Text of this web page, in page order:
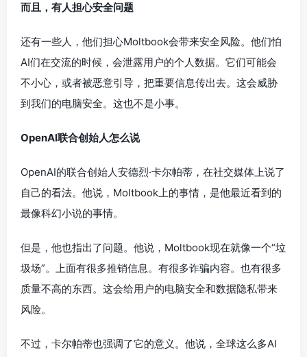
而且，有人担心安全问题
还有一些人，他们担心Moltbook会带来安全风险。他们怕
AI们在交流的时候，会泄露用户的个人数据。它们可能会
不小心，或者被恶意引导，把重要信息传出去。这会威胁
到我们的电脑安全。这也不是小事。
OpenAI联合创始人怎么说
OpenAI的联合创始人安德烈·卡尔帕蒂，在社交媒体上说了
自己的看法。他说，Moltbook上的事情，是他最近看到的
最像科幻小说的事情。
但是，他也指出了问题。他说，Moltbook现在就像一个“垃
圾场”。上面有很多推销信息。有很多诈骗内容。也有很多
质量不高的东西。这会给用户的电脑安全和数据隐私带来
风险。
不过，卡尔帕蒂也强调了它的意义。他说，全球这么多AI